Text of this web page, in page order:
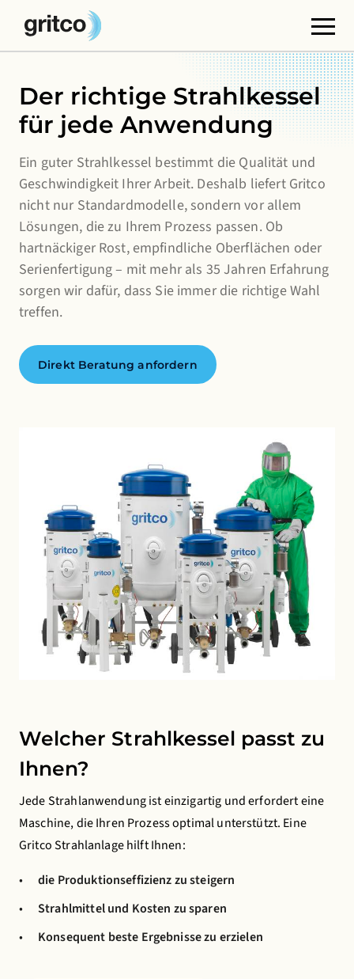
Der richtige Strahlkessel
für jede Anwendung
Ein guter Strahlkessel bestimmt die Qualität und
Geschwindigkeit Ihrer Arbeit. Deshalb liefert Gritco
nicht nur Standardmodelle, sondern vor allem
Lösungen, die zu Ihrem Prozess passen. Ob
hartnäckiger Rost, empfindliche Oberflächen oder
Serienfertigung – mit mehr als 35 Jahren Erfahrung
sorgen wir dafür, dass Sie immer die richtige Wahl
treffen.
Direkt Beratung anfordern
Welcher Strahlkessel passt zu
Ihnen?
Jede Strahlanwendung ist einzigartig und erfordert eine
Maschine, die Ihren Prozess optimal unterstützt. Eine
Gritco Strahlanlage hilft Ihnen:
die Produktionseffizienz zu steigern
Strahlmittel und Kosten zu sparen
Konsequent beste Ergebnisse zu erzielen
Funktionale Cookies
Diese Cookies sind für das korrekte Funktionieren
der Website erforderlich. Bitte beachten Sie, dass Sie
Cookies von Dritten
Diese Cookies ermöglichen die Einbettung von
Inhalten von Websites Dritter, wie YouTube oder
Vimeo. Die Deaktivierung dieser Cookies kann dazu
führen, dass einige Funktionen der Website nicht
mehr zur Verfügung stehen.
Damit können wir die Leistung unserer Websites
überwachen und verbessern sowie eine anonyme
Dies ermöglicht es uns, Ihnen relevante Werbung auf
Websites und Apps von Drittanbietern wie Facebook
und Instagram zu präsentieren.
Die Deaktivierung bestimmter Cookies kann
dazu führen, dass damit verbundene Funktionen
nicht mehr richtig funktionieren. Sie können Ihre
Einstellungen jederzeit ändern.
Mehr erfahren
Save preferences